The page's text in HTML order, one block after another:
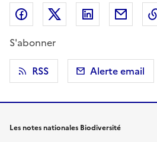
Partager sur Facebook
Partager sur X
Partager sur
S'abonner
RSS
Alerte email
Les notes nationales Biodiversité